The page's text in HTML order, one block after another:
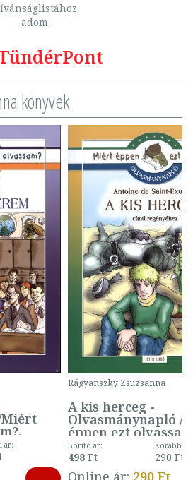
adom
könyvek
Miért
ár:
-
Rágyanszky Zsuzsanna
A kis herceg -
Olvasmánynapló /
éppen ezt
Borító ár:
498 Ft
Korábbi
290 Ft